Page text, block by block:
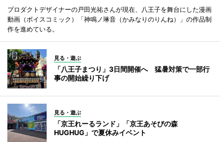
プロダクトデザイナーの戸田光祐さんが現在、八王子を舞台にした漫画
動画（ボイスコミック）「神鳴ノ琳音（かみなりのりんね）」の作品制
作を進めている。
見る・遊ぶ
「八王子まつり」3日間開催へ 猛暑対策で一部行
事の開始繰り下げ
見る・遊ぶ
「京王れーるランド」「京王あそびの森
HUGHUG」で夏休みイベント